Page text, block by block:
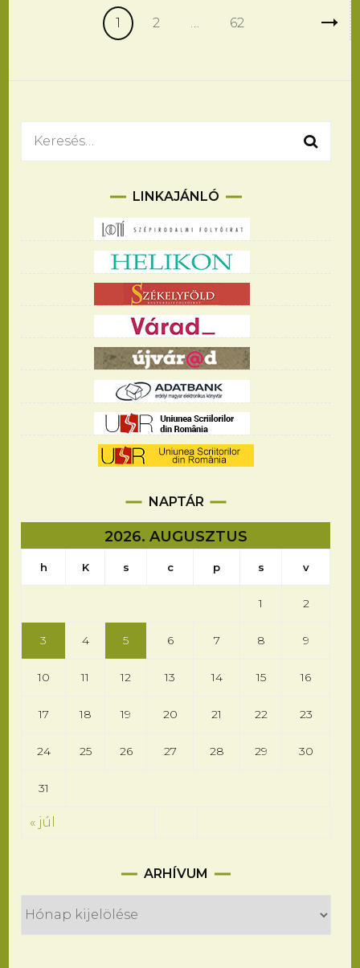
Bejegyzés
navigáció
Oldal
1 Oldal
2 … Oldal
62
Keresés:
LINKAJÁNLÓ
NAPTÁR
2026. AUGUSZTUS
h K s c p s v
1 2
3 4 5 6 7 8 9
10 11 12 13 14 15 16
17 18 19 20 21 22 23
24 25 26 27 28 29 30
31
« júl
ARHÍVUM
Arhívum